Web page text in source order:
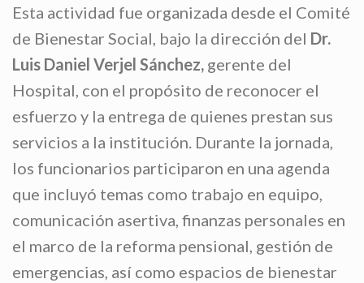
Esta actividad fue organizada desde el Comité
de Bienestar Social, bajo la dirección del Dr.
Luis Daniel Verjel Sánchez, gerente del
Hospital, con el propósito de reconocer el
esfuerzo y la entrega de quienes prestan sus
servicios a la institución. Durante la jornada,
los funcionarios participaron en una agenda
que incluyó temas como trabajo en equipo,
comunicación asertiva, finanzas personales en
el marco de la reforma pensional, gestión de
emergencias, así como espacios de bienestar